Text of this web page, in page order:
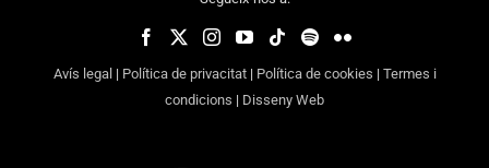
Avís legal | Política de privacitat| Política de cookies | Termes i
condicions | Disseny Web